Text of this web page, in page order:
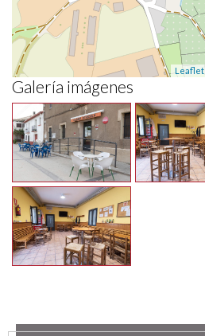
Leaflet
Galería imágenes